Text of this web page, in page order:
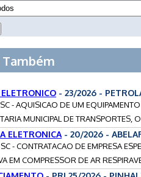
- 23/2026 -
- AQUISICAO DE UM
MUNICIPAL DE TRANSPORTES,
ELETRONICA - 20/2026 -
- CONTRATACAO DE EMPRESA
EM COMPRESSOR DE AR